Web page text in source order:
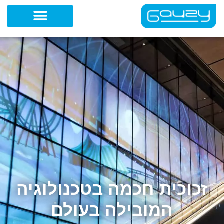
דילוג
לתוכן
זכוכית חכמה בטכנולוגיה
המובילה בעולם